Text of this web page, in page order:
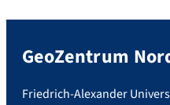
GeoZentrum
Friedrich-Alexander